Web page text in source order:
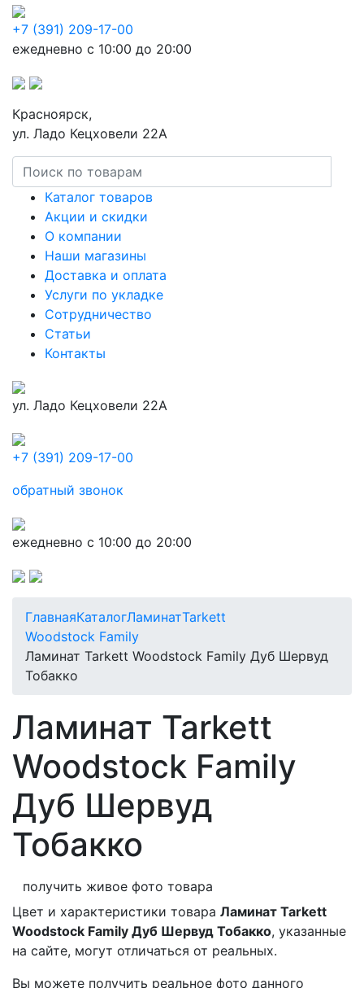
+7 (391) 209-17-00
ежедневно с 10:00 до 20:00
Красноярск,
ул. Ладо Кецховели 22А
Каталог товаров
Акции и скидки
О компании
Наши магазины
Доставка и оплата
Услуги по укладке
Сотрудничество
Статьи
Контакты
ул. Ладо Кецховели 22А
+7 (391) 209-17-00
обратный звонок
ежедневно с 10:00 до 20:00
ГлавнаяКаталогЛаминатTarkett
Woodstock Family
Ламинат Tarkett Woodstock Family Дуб Шервуд
Тобакко
Ламинат Tarkett
Woodstock Family
Дуб Шервуд
Тобакко
получить живое фото товара
Цвет и характеристики товара Ламинат Tarkett
Woodstock Family Дуб Шервуд Тобакко, указанные
на сайте, могут отличаться от реальных.
Вы можете получить реальное фото данного